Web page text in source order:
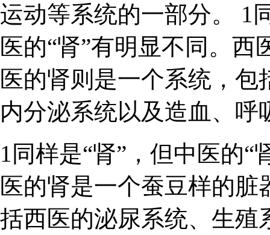
运动等系统的一部分。 1
医的“肾”有明显不同。
医的肾则是一个系统，
内分泌系统以及造血、
1同样是“肾”，但中医的“
医的肾是一个蚕豆样的
括西医的泌尿系统、生殖